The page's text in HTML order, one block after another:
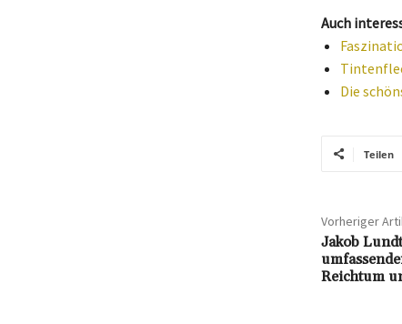
Auch
Die
Teilen
Vorheriger
Jakob
Reichtum